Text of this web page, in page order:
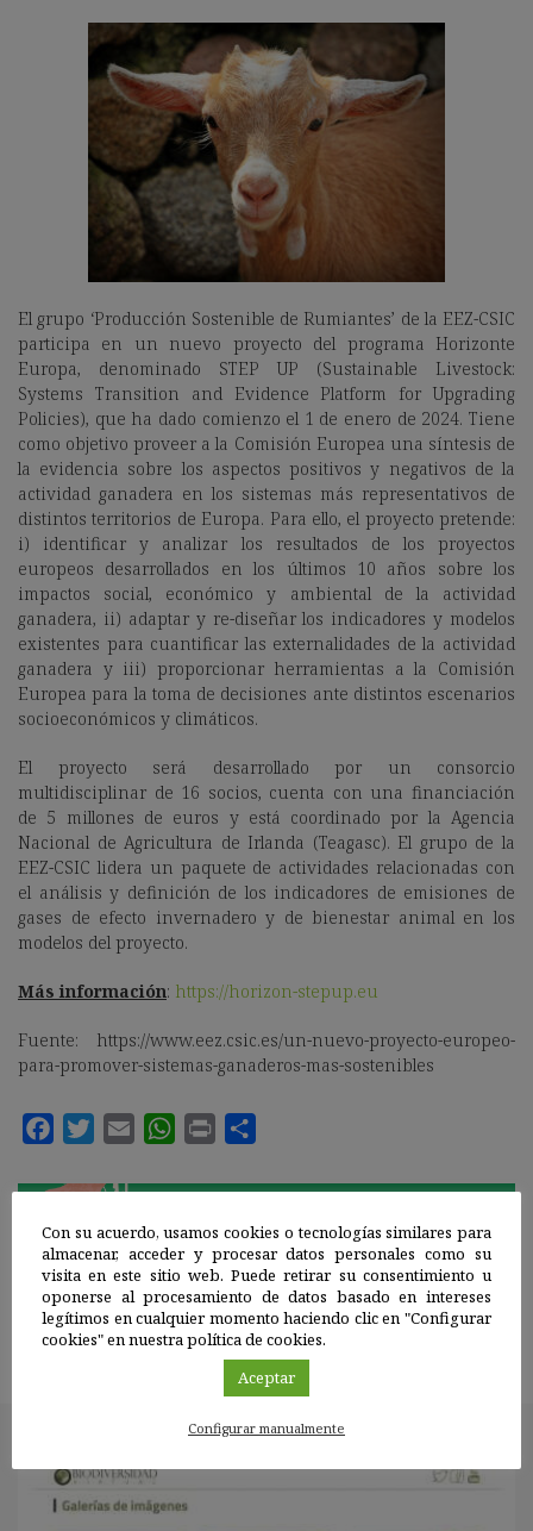
El grupo ‘Producción Sostenible de Rumiantes’ de la EEZ-CSIC
participa en un nuevo proyecto del programa Horizonte
Europa, denominado STEP UP (Sustainable Livestock:
Systems Transition and Evidence Platform for Upgrading
Policies), que ha dado comienzo el 1 de enero de 2024. Tiene
como objetivo proveer a la Comisión Europea una síntesis de
la evidencia sobre los aspectos positivos y negativos de la
actividad ganadera en los sistemas más representativos de
distintos territorios de Europa. Para ello, el proyecto pretende:
i) identificar y analizar los resultados de los proyectos
europeos desarrollados en los últimos 10 años sobre los
impactos social, económico y ambiental de la actividad
ganadera, ii) adaptar y re-diseñar los indicadores y modelos
existentes para cuantificar las externalidades de la actividad
ganadera y iii) proporcionar herramientas a la Comisión
Europea para la toma de decisiones ante distintos escenarios
socioeconómicos y climáticos.
El proyecto será desarrollado por un consorcio
multidisciplinar de 16 socios, cuenta con una financiación
de 5 millones de euros y está coordinado por la Agencia
Nacional de Agricultura de Irlanda (Teagasc). El grupo de la
EEZ-CSIC lidera un paquete de actividades relacionadas con
el análisis y definición de los indicadores de emisiones de
gases de efecto invernadero y de bienestar animal en los
modelos del proyecto.
Más información: https://horizon-stepup.eu
Fuente: https://www.eez.csic.es/un-nuevo-proyecto-europeo-
para-promover-sistemas-ganaderos-mas-sostenibles
¿Quieres organizar alguna actividad de
biodiversidad?
Contáctanos
ÚLTIMOS PROYECTOS
Con su acuerdo, usamos cookies o tecnologías similares para
almacenar, acceder y procesar datos personales como su
visita en este sitio web. Puede retirar su consentimiento u
oponerse al procesamiento de datos basado en intereses
legítimos en cualquier momento haciendo clic en "Configurar
cookies" en nuestra política de cookies.
Aceptar
Configurar manualmente